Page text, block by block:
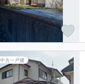
中古一戸建